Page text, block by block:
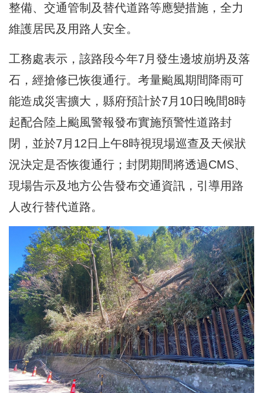
整備、交通管制及替代道路等應變措施，全力
維護居民及用路人安全。
工務處表示，該路段今年7月發生邊坡崩坍及落
石，經搶修已恢復通行。考量颱風期間降雨可
能造成災害擴大，縣府預計於7月10日晚間8時
起配合陸上颱風警報發布實施預警性道路封
閉，並於7月12日上午8時視現場巡查及天候狀
況決定是否恢復通行；封閉期間將透過CMS、
現場告示及地方公告發布交通資訊，引導用路
人改行替代道路。